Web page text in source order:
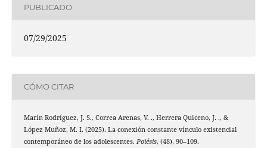
PUBLICADO
07/29/2025
CÓMO CITAR
Marín Rodríguez, J. S., Correa Arenas, V. ., Herrera Quiceno, J. ., &
López Muñoz, M. I. (2025). La conexión constante vínculo existencial
contemporáneo de los adolescentes. Poiésis, (48), 90–109.